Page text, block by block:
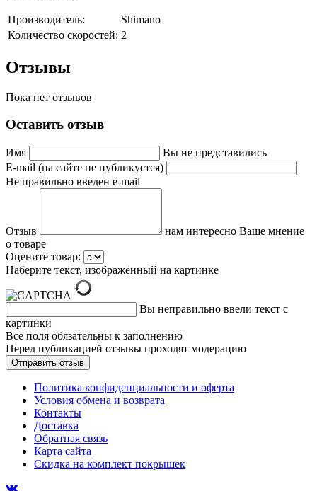
Производитель:
Shimano
Количество скоростей: 2
Отзывы
Пока нет отзывов
Оставить отзыв
Имя
Вы не представились
E-mail (на сайте не публикуется)
Не правильно введен e-mail
Отзыв
нам интересно Ваше мнение
о товаре
Оцените товар:
Наберите текст, изображённый на картинке
Вы неправильно ввели текст с
картинки
Все поля обязательны к заполнению
Перед публикацией отзывы проходят модерацию
Политика конфиденциальности и оферта
Условия обмена и возврата
Контакты
Доставка
Обратная связь
Карта сайта
Скидка на комплект покрышек